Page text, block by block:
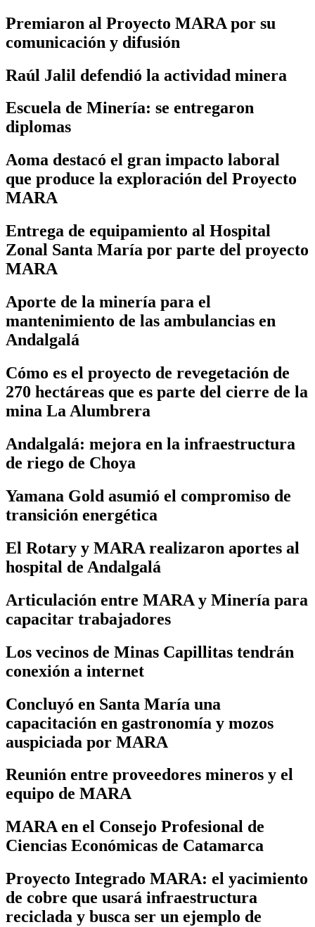
Premiaron al Proyecto MARA por su
comunicación y difusión
Raúl Jalil defendió la actividad minera
Escuela de Minería: se entregaron
diplomas
Aoma destacó el gran impacto laboral
que produce la exploración del Proyecto
MARA
Entrega de equipamiento al Hospital
Zonal Santa María por parte del proyecto
MARA
Aporte de la minería para el
mantenimiento de las ambulancias en
Andalgalá
Cómo es el proyecto de revegetación de
270 hectáreas que es parte del cierre de la
mina La Alumbrera
Andalgalá: mejora en la infraestructura
de riego de Choya
Yamana Gold asumió el compromiso de
transición energética
El Rotary y MARA realizaron aportes al
hospital de Andalgalá
Articulación entre MARA y Minería para
capacitar trabajadores
Los vecinos de Minas Capillitas tendrán
conexión a internet
Concluyó en Santa María una
capacitación en gastronomía y mozos
auspiciada por MARA
Reunión entre proveedores mineros y el
equipo de MARA
MARA en el Consejo Profesional de
Ciencias Económicas de Catamarca
Proyecto Integrado MARA: el yacimiento
de cobre que usará infraestructura
reciclada y busca ser un ejemplo de